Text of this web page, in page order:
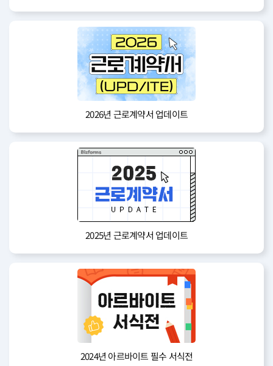
2026년 근로계약서 업데이트
2025년 근로계약서 업데이트
2024년 아르바이트 필수 서식전